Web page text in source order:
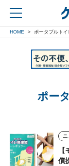
HOME ポータブルトイ
ポー
償